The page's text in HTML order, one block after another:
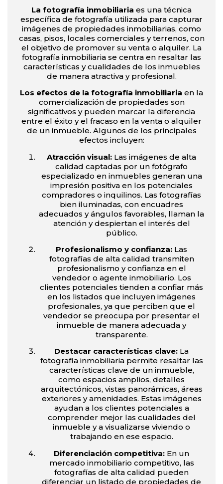
La fotografía inmobiliaria es una técnica
específica de fotografía utilizada para capturar
imágenes de propiedades inmobiliarias, como
casas, pisos, locales comerciales y terrenos, con
el objetivo de promover su venta o alquiler. La
fotografía inmobiliaria se centra en resaltar las
características y cualidades de los inmuebles
de manera atractiva y profesional.
Los efectos de la fotografía inmobiliaria en la
comercialización de propiedades son
significativos y pueden marcar la diferencia
entre el éxito y el fracaso en la venta o alquiler
de un inmueble. Algunos de los principales
efectos incluyen:
Atracción visual: Las imágenes de alta
calidad captadas por un fotógrafo
especializado en inmuebles generan una
impresión positiva en los potenciales
compradores o inquilinos. Las fotografías
bien iluminadas, con encuadres
adecuados y ángulos favorables, llaman la
atención y despiertan el interés del
público.
Profesionalismo y confianza: Las
fotografías de alta calidad transmiten
profesionalismo y confianza en el
vendedor o agente inmobiliario. Los
clientes potenciales tienden a confiar más
en los listados que incluyen imágenes
profesionales, ya que perciben que el
vendedor se preocupa por presentar el
inmueble de manera adecuada y
transparente.
Destacar características clave: La
fotografía inmobiliaria permite resaltar las
características clave de un inmueble,
como espacios amplios, detalles
arquitectónicos, vistas panorámicas, áreas
exteriores y amenidades. Estas imágenes
ayudan a los clientes potenciales a
comprender mejor las cualidades del
inmueble y a visualizarse viviendo o
trabajando en ese espacio.
Diferenciación competitiva: En un
mercado inmobiliario competitivo, las
fotografías de alta calidad pueden
diferenciar un listado de propiedades de